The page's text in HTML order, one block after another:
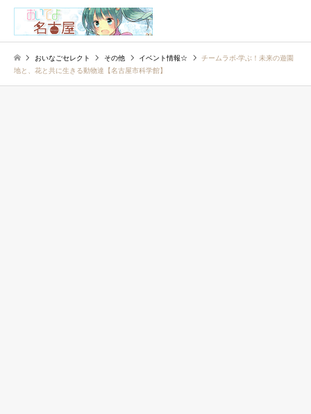
おいなごセレクト その他 イベント情報☆
チームラボ-学ぶ！未来の遊園
地と、花と共に生きる動物達【名古屋市科学館】